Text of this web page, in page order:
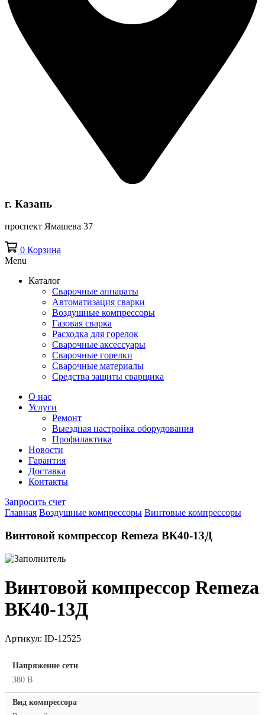
г. Казань
проспект Ямашева 37
0 Корзина
Menu
Каталог
Сварочные аппараты
Автоматизация сварки
Воздушные компрессоры
Газовая сварка
Расходка для горелок
Сварочные аксессуары
Сварочные горелки
Сварочные материалы
Средства защиты сварщика
О нас
Услуги
Ремонт
Выездная настройка оборудования
Профилактика
Новости
Гарантия
Доставка
Контакты
Запросить счет
Главная Воздушные компрессоры Винтовые компрессоры
Винтовой компрессор Remeza ВК40-13Д
Винтовой компрессор Remeza
ВК40-13Д
Артикул: ID-12525
Напряжение сети
380 В
Вид компрессора